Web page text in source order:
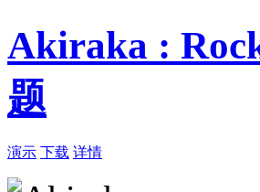
Akiraka :
题
演示 下载 详情